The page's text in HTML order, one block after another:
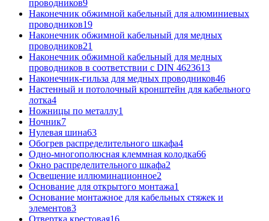
проводников9
Наконечник обжимной кабельный для алюминиевых
проводников19
Наконечник обжимной кабельный для медных
проводников21
Наконечник обжимной кабельный для медных
проводников в соответствии с DIN 4623613
Наконечник-гильза для медных проводников46
Настенный и потолочный кронштейн для кабельного
лотка4
Ножницы по металлу1
Ночник7
Нулевая шина63
Обогрев распределительного шкафа4
Одно-многополюсная клеммная колодка66
Окно распределительного шкафа2
Освещение иллюминационное2
Основание для открытого монтажа1
Основание монтажное для кабельных стяжек и
элементов3
Отвертка крестовая16